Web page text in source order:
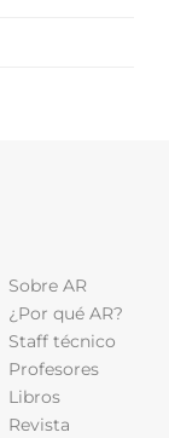
Sobre AR
¿Por qué AR?
Staff técnico
Profesores
Libros
Revista